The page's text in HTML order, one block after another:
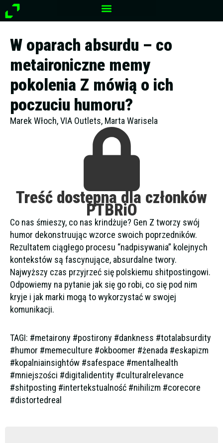
Przejdź
do
W oparach absurdu – co
metaironiczne memy
pokolenia Z mówią o ich
poczuciu humoru?
Marek Włoch, VIA Outlets, Marta Warisela
Treść dostępna dla członków
PTBRiO
Co nas śmieszy, co nas krindżuje? Gen Z tworzy swój
humor dekonstruując wzorce swoich poprzedników.
Rezultatem ciągłego procesu “nadpisywania” kolejnych
kontekstów są fascynujące, absurdalne twory.
Najwyższy czas przyjrzeć się polskiemu shitpostingowi.
Odpowiemy na pytanie jak się go robi, co się pod nim
kryje i jak marki mogą to wykorzystać w swojej
komunikacji.
TAGI: #metairony #postirony #dankness #totalabsurdity
#humor #memeculture #okboomer #żenada #eskapizm
#kopalniainsightów #safespace #mentalhealth
#mniejszości #digitalidentity #culturalrelevance
#shitposting #intertekstualność #nihilizm #corecore
#distortedreal